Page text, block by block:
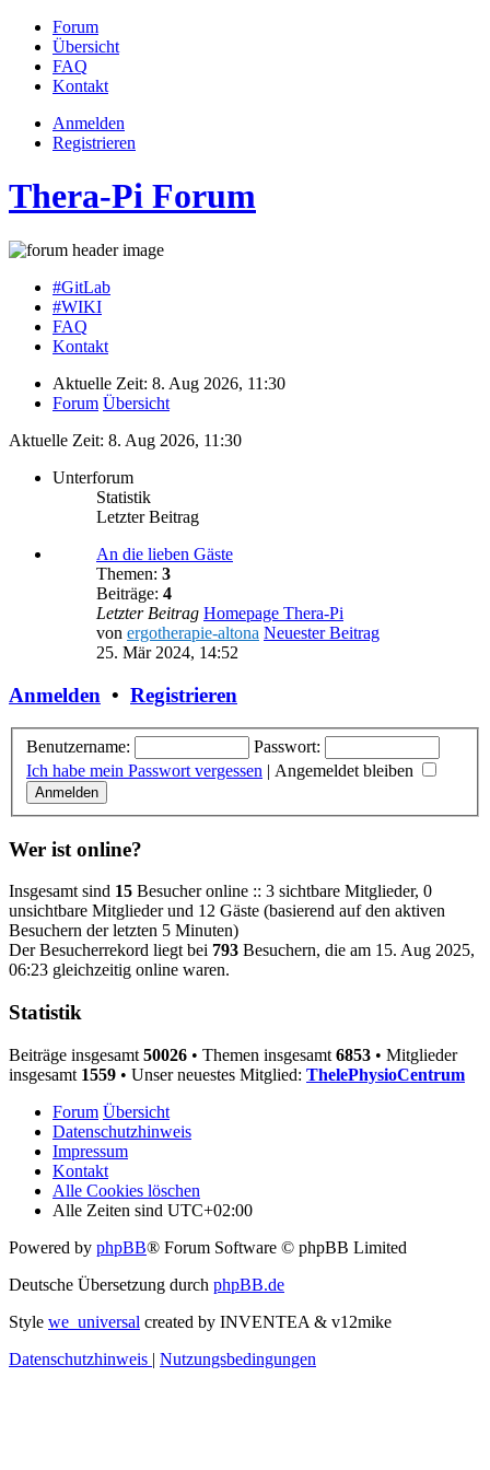
Forum
Übersicht
FAQ
Kontakt
Anmelden
Registrieren
Thera-Pi Forum
#GitLab
#WIKI
FAQ
Kontakt
Aktuelle Zeit: 8. Aug 2026, 11:30
Forum Übersicht
Aktuelle Zeit: 8. Aug 2026, 11:30
Unterforum
Statistik
Letzter Beitrag
An die lieben Gäste
Themen: 3
Beiträge: 4
Letzter Beitrag Homepage Thera-Pi
von ergotherapie-altona Neuester Beitrag
25. Mär 2024, 14:52
Anmelden • Registrieren
Benutzername:
Passwort:
Ich habe mein Passwort vergessen | Angemeldet bleiben
Wer ist online?
Insgesamt sind 15 Besucher online :: 3 sichtbare Mitglieder, 0
unsichtbare Mitglieder und 12 Gäste (basierend auf den aktiven
Besuchern der letzten 5 Minuten)
Der Besucherrekord liegt bei 793 Besuchern, die am 15. Aug 2025,
06:23 gleichzeitig online waren.
Statistik
Beiträge insgesamt 50026 • Themen insgesamt 6853 • Mitglieder
insgesamt 1559 • Unser neuestes Mitglied: ThelePhysioCentrum
Forum Übersicht
Datenschutzhinweis
Impressum
Kontakt
Alle Cookies löschen
Alle Zeiten sind UTC+02:00
Powered by phpBB® Forum Software © phpBB Limited
Deutsche Übersetzung durch phpBB.de
Style we_universal created by INVENTEA & v12mike
Datenschutzhinweis | Nutzungsbedingungen